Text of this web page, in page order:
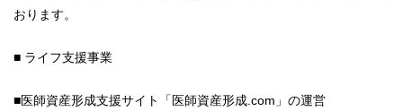
おります。
■ ライフ支援事業
■医師資産形成支援サイト「医師資産形成.com」の運営